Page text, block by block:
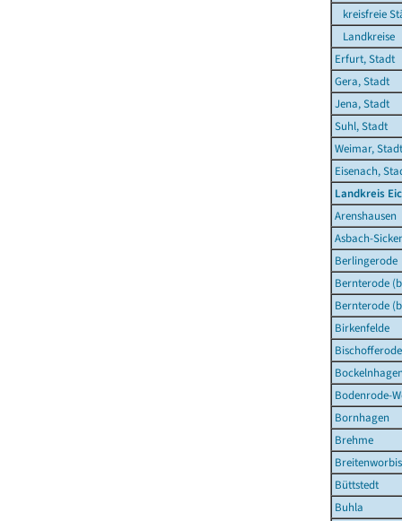
kreisfreie
Landkreise
Erfurt, Stadt
Gera, Stadt
Jena, Stadt
Suhl, Stadt
Weimar, Stadt
Eisenach,
Landkreis
Arenshausen
Asbach-
Berlingerode
Bernterode
Bernterode
Birkenfelde
Bischofferode
Bodenrode-
Bornhagen
Brehme
Breitenworbis
Büttstedt
Buhla